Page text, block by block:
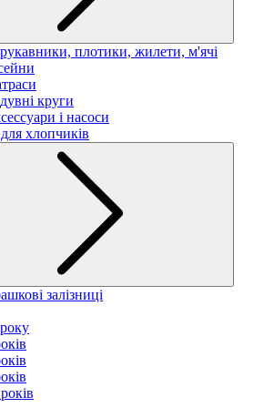
плотики, жилети, м'ячі
круги
і насоси
хлопчиків
залізниці